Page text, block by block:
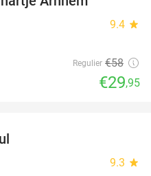
9.4 star
Regulier €58
€29,95
9.3 star